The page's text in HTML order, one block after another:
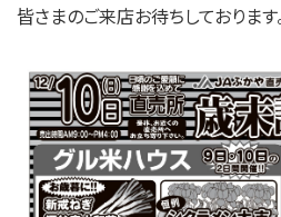
皆さまのご来店お待ちしております